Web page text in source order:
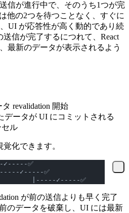
信が進行中で、そのうち1つが完
他の2つを待つことなく、すぐに
UI が応答性が高く動的であり続
信が完了するにつれて、React
最新のデータが表示されるよう
revalidation 開始
データが UI にコミットされる
セル
化できます。
✓-----✅
✓-----✅
|-----✓-----✅
が前の送信よりも早く完了
のデータを破棄し、UI には最新